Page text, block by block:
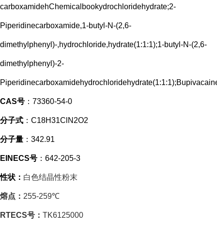
carboxamidehChemicalbookydrochloridehydrate;2-
Piperidinecarboxamide,1-butyl-N-(2,6-
dimethylphenyl)-,hydrochloride,hydrate(1:1:1);1-butyl-N-(2,6-
dimethylphenyl)-2-
CAS号 ： 73360-54-0
分子式 ： C18H31ClN2O2
分子量 ： 342.91
EINECS号 ： 642-205-3
性状： 白色结晶性粉末
熔点： 255-259℃
RTECS号： TK6125000